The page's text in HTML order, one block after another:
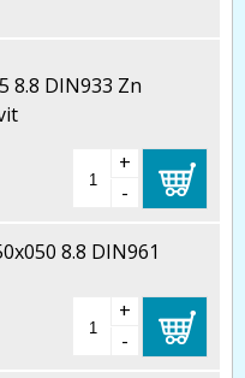
8.8 DIN933 Zn
+
-
8.8 DIN961
+
-